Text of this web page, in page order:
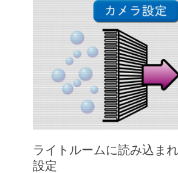
ライトルームに読み込ま
設定